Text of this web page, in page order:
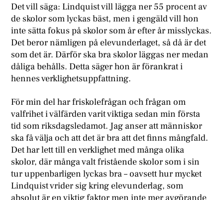
Det vill säga: Lindquist vill lägga ner 55 procent av
de skolor som lyckas bäst, men i gengäld vill hon
inte sätta fokus på skolor som år efter år misslyckas.
Det beror nämligen på elevunderlaget, så då är det
som det är. Därför ska bra skolor läggas ner medan
dåliga behålls. Detta säger hon är förankrat i
hennes verklighetsuppfattning.
För min del har friskolefrågan och frågan om
valfrihet i välfärden varit viktiga sedan min första
tid som riksdagsledamot. Jag anser att människor
ska få välja och att det är bra att det finns mångfald.
Det har lett till en verklighet med många olika
skolor, där många valt fristående skolor som i sin
tur uppenbarligen lyckas bra – oavsett hur mycket
Lindquist vrider sig kring elevunderlag, som